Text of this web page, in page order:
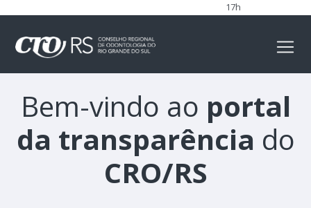
17h
Bem-vindo ao portal
da transparência do
CRO/RS